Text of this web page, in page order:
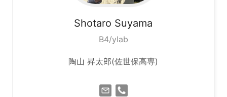
Shotaro Suyama
B4/ylab
陶山 昇太郎(佐世保高専)